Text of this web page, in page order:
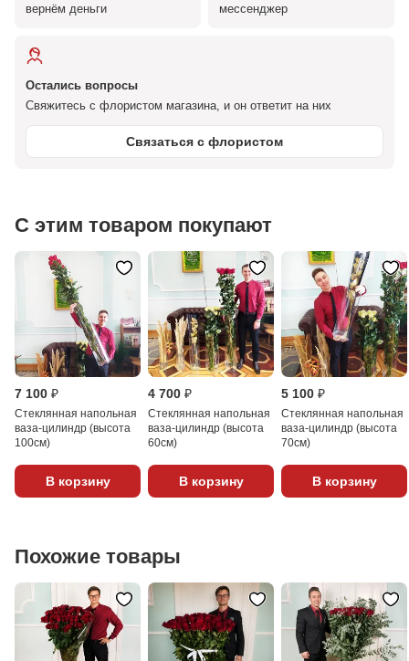
вернём деньги
мессенджер
Остались вопросы
Свяжитесь с флористом магазина, и он ответит на них
Связаться с флористом
С этим товаром покупают
7 100 ₽
Стеклянная напольная
ваза-цилиндр (высота
100см)
В корзину
4 700 ₽
Стеклянная напольная
ваза-цилиндр (высота
60см)
В корзину
5 100 ₽
Стеклянная напольная
ваза-цилиндр (высота
70см)
В корзину
Похожие товары